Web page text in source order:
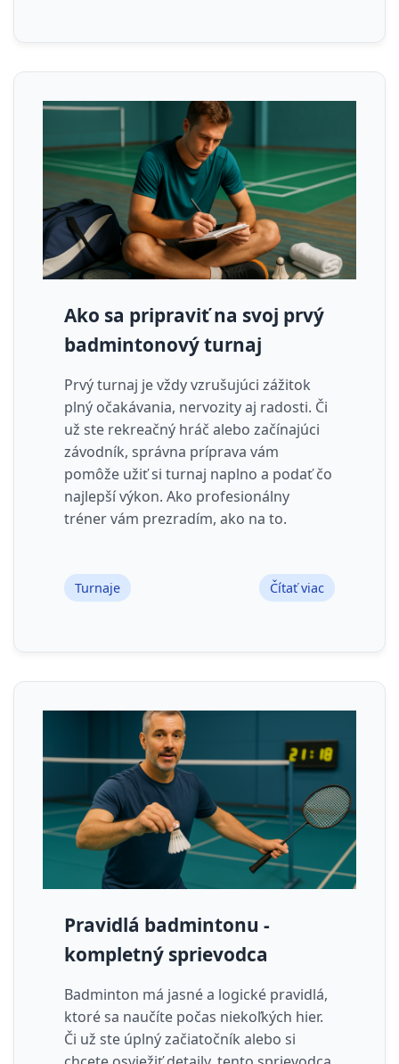
Ako sa pripraviť na svoj prvý
badmintonový turnaj
Prvý turnaj je vždy vzrušujúci zážitok
plný očakávania, nervozity aj radosti. Či
už ste rekreačný hráč alebo začínajúci
závodník, správna príprava vám
pomôže užiť si turnaj naplno a podať čo
najlepší výkon. Ako profesionálny
tréner vám prezradím, ako na to.
Turnaje Čítať viac
Pravidlá badmintonu -
kompletný sprievodca
Badminton má jasné a logické pravidlá,
ktoré sa naučíte počas niekoľkých hier.
Či už ste úplný začiatočník alebo si